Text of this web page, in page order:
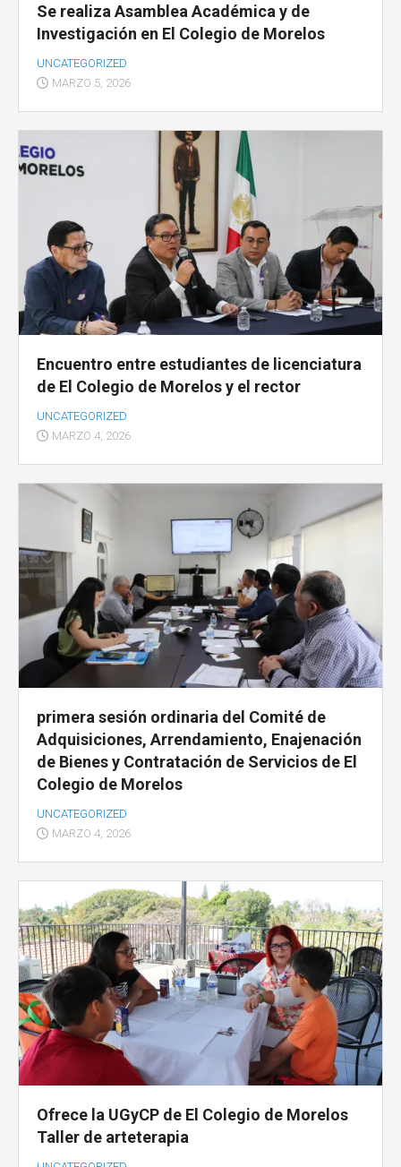
Se realiza Asamblea Académica y de
Investigación en El Colegio de Morelos
UNCATEGORIZED
MARZO 5, 2026
Encuentro entre estudiantes de licenciatura
de El Colegio de Morelos y el rector
UNCATEGORIZED
MARZO 4, 2026
primera sesión ordinaria del Comité de
Adquisiciones, Arrendamiento, Enajenación
de Bienes y Contratación de Servicios de El
Colegio de Morelos
UNCATEGORIZED
MARZO 4, 2026
Ofrece la UGyCP de El Colegio de Morelos
Taller de arteterapia